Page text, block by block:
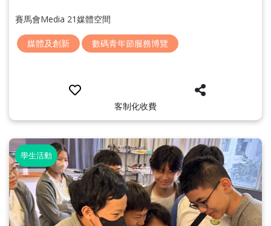
賽馬會Media 21媒體空間
媒體及創新 數碼青年節服務博覽
客制化收費
學生活動